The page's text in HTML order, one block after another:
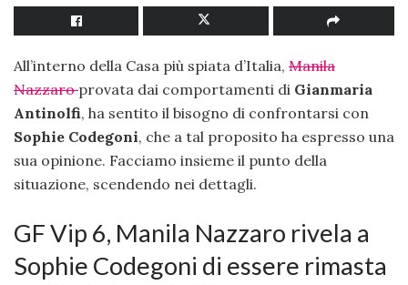
All’interno della Casa più spiata d’Italia, Manila
Nazzaroprovata dai comportamenti di Gianmaria
Antinolfi, ha sentito il bisogno di confrontarsi con
Sophie Codegoni, che a tal proposito ha espresso una
sua opinione. Facciamo insieme il punto della
situazione, scendendo nei dettagli.
GF Vip 6, Manila Nazzaro rivela a
Sophie Codegoni di essere rimasta